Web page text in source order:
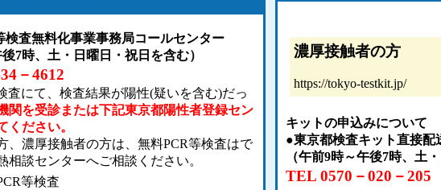
検査無料化事業事務局コールセンター
後7時、土・日曜日・祝日を含む）
－4612
査にて、検査結果が陽性(疑いを含む)だっ
関を受診または下記東京都陽性者登録セン
ください。
、濃厚接触者の方は、無料PCR等検査はで
相談センターへご相談ください。
等検査
濃厚接触者の方
https://tokyo-testkit.jp/
キットの申込みについて
●東京都検査キット直接配
（午前9時～午後7時、土
TEL 0570－020－205